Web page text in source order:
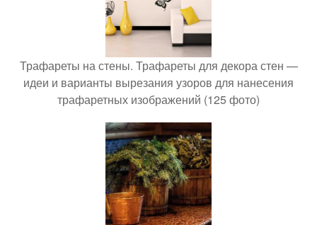
Трафареты на стены. Трафареты для декора стен —
идеи и варианты вырезания узоров для нанесения
трафаретных изображений (125 фото)